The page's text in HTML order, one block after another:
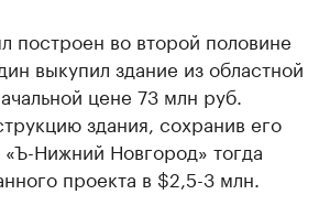
построен во второй половине
выкупил здание из областной
цене 73 млн руб.
здания, сохранив его
Нижний Новгород» тогда
проекта в $2,5-3 млн.